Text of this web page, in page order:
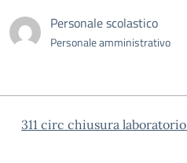
Personale scolastico
Personale amministrativo
311 circ chiusura